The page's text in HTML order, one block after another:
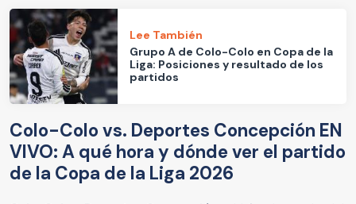
Lee También
Grupo A de Colo-Colo en Copa de la
Liga: Posiciones y resultado de los
partidos
Colo-Colo vs. Deportes Concepción EN
VIVO: A qué hora y dónde ver el partido
de la Copa de la Liga 2026